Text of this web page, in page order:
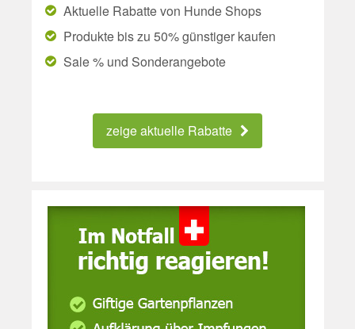
Aktuelle Rabatte von Hunde Shops
Produkte bis zu 50% günstiger kaufen
Sale % und Sonderangebote
zeige aktuelle Rabatte